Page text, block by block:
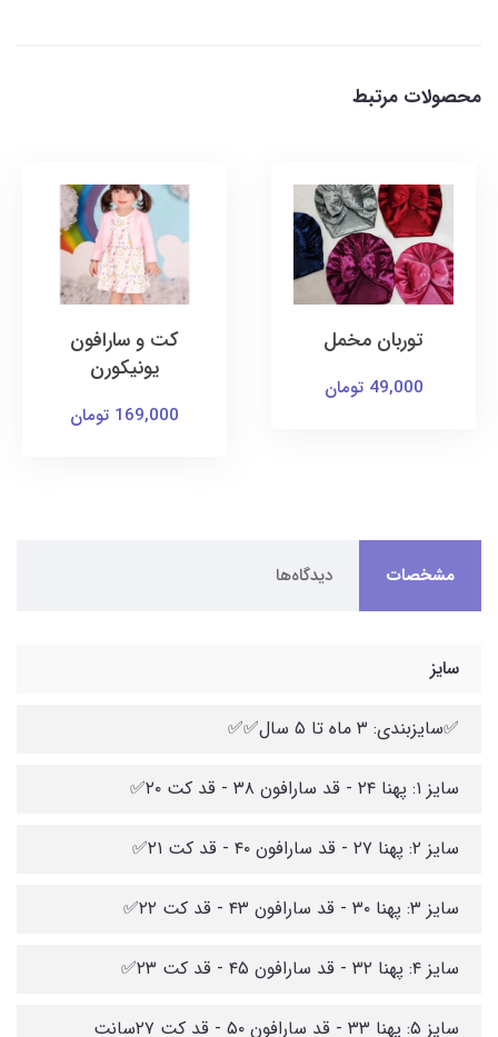
محصولات مرتبط
توربان مخمل
49,000 تومان
کت و سارافون
یونیکورن
169,000 تومان
مشخصات دیدگاه‌ها
سایز
✅سایزبندی: ۳ ماه تا ۵ سال✅✅
سایز ۱: پهنا ۲۴ - قد سارافون ۳۸ - قد کت ۲۰✅
سایز ۲: پهنا ۲۷ - قد سارافون ۴۰ - قد کت ۲۱✅
سایز ۳: پهنا ۳۰ - قد سارافون ۴۳ - قد کت ۲۲✅
سایز ۴: پهنا ۳۲ - قد سارافون ۴۵ - قد کت ۲۳✅
سایز ۵: پهنا ۳۳ - قد سارافون ۵۰ - قد کت ۲۷سانت